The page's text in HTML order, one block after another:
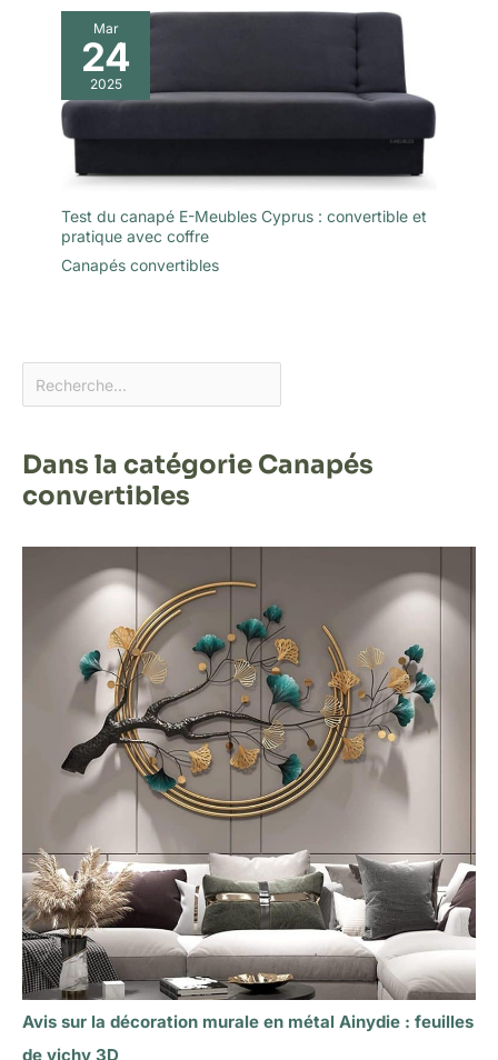
Mar
24
2025
Test du canapé E-Meubles Cyprus : convertible et
pratique avec coffre
Canapés convertibles
Dans la catégorie Canapés
convertibles
Avis sur la décoration murale en métal Ainydie : feuilles
de vichy 3D